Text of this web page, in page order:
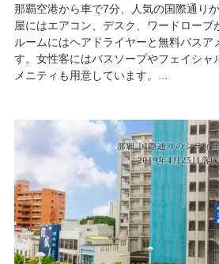
那覇空港から車で7分、人気の国際通り
屋にはエアコン、デスク、ワードローブ
ルームにはヘアドライヤーと無料バスア
す。女性客にはバスソープやフェイシャ
メニティも用意しています。...